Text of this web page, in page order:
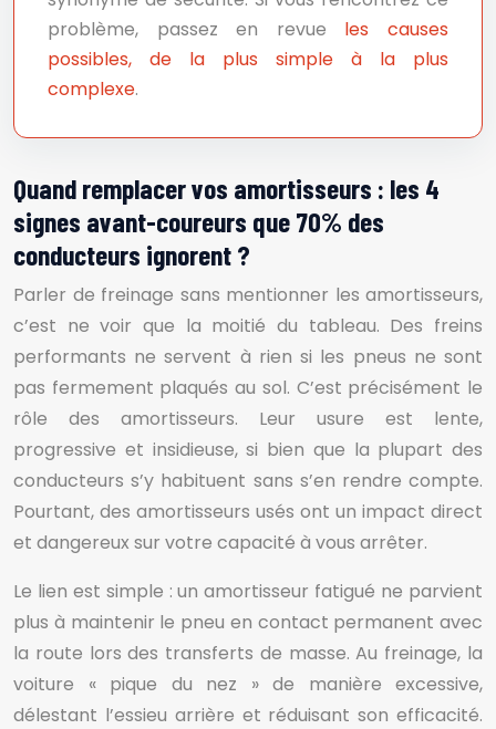
problème, passez en revue les causes
possibles, de la plus simple à la plus
complexe.
Quand remplacer vos amortisseurs : les 4
signes avant-coureurs que 70% des
conducteurs ignorent ?
Parler de freinage sans mentionner les amortisseurs,
c’est ne voir que la moitié du tableau. Des freins
performants ne servent à rien si les pneus ne sont
pas fermement plaqués au sol. C’est précisément le
rôle des amortisseurs. Leur usure est lente,
progressive et insidieuse, si bien que la plupart des
conducteurs s’y habituent sans s’en rendre compte.
Pourtant, des amortisseurs usés ont un impact direct
et dangereux sur votre capacité à vous arrêter.
Le lien est simple : un amortisseur fatigué ne parvient
plus à maintenir le pneu en contact permanent avec
la route lors des transferts de masse. Au freinage, la
voiture « pique du nez » de manière excessive,
délestant l’essieu arrière et réduisant son efficacité.